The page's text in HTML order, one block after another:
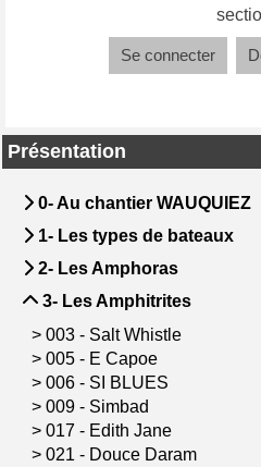
Présentation
0- Au chantier WAUQUIEZ
1- Les types de bateaux
2- Les Amphoras
3- Les Amphitrites
> 003 - Salt Whistle
> 005 - E Capoe
> 006 - SI BLUES
> 009 - Simbad
> 017 - Edith Jane
> 021 - Douce Daram
Se connecter